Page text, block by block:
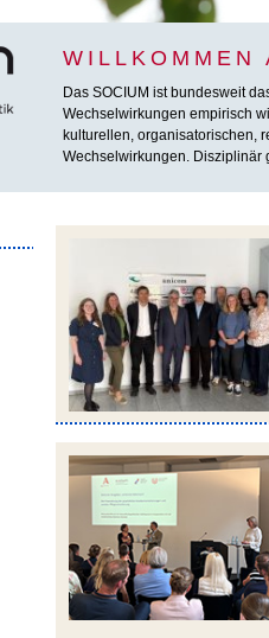
WILLKOMMEN
Das SOCIUM ist bundesweit
Wechselwirkungen empirisch
kulturellen, organisatorischen,
Wechselwirkungen. Disziplinär